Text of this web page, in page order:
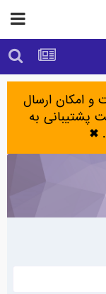
امکان ارسال
پشتیبانی به
✖